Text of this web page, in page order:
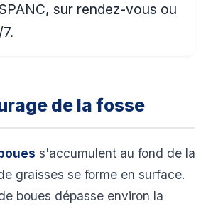
sur rendez-vous ou
de la fosse
s'accumulent au fond de la
graisses se forme en surface.
boues dépasse environ la